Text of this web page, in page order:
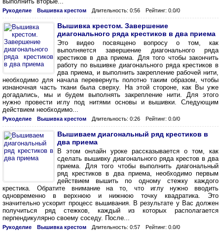
Рукоделие Вышивка крестом Длительность: 0:56 Рейтинг: 0.0/0
Вышивка крестом. Завершение
диагонального ряда крестиков в два приема
Это видео посвящено вопросу о том, как
выполняется завершение диагонального ряда
крестиков в два приема. Для того чтобы закончить
работу по вышивке диагонального ряда крестиков в
два приема, и выполнить закрепление рабочей нити,
необходимо для начала перевернуть полотно таким образом, чтобы
изнаночная часть ткани была сверху. На этой стороне, как Вы уже
догадались, мы и будем выполнять закрепление нити. Для этого
нужно провести иглу под нитями основы и вышивки. Следующим
действием необходимо...
Рукоделие Вышивка крестом Длительность: 0:26 Рейтинг: 0.0/0
Вышиваем диагональный ряд крестиков в
два приема
В этом онлайн уроке рассказывается о том, как
сделать вышивку диагонального ряда крестов в два
приема. Для того чтобы выполнить диагональный
ряд крестиков в два приема, необходимо первым
действием вышить по одному стежку каждого
крестика. Обратите внимание на то, что иглу нужно вводить
одновременно в верхнюю и нижнюю точку квадратика. Это
значительно ускорит процесс вышивания. В результате у Вас должен
получиться ряд стежков, каждый из которых располагается
перпендикулярно своему соседу. После...
Рукоделие Вышивка крестом Длительность: 0:57 Рейтинг: 0.0/0